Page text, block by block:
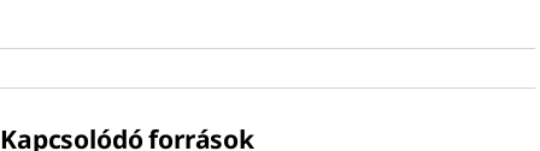
Kapcsolódó források